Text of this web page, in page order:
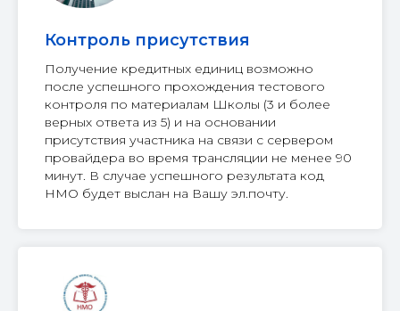
Контроль присутствия
Получение кредитных единиц возможно
после успешного прохождения тестового
контроля по материалам Школы (3 и более
верных ответа из 5) и на основании
присутствия участника на связи с сервером
провайдера во время трансляции не менее 90
минут. В случае успешного результата код
НМО будет выслан на Вашу эл.почту.